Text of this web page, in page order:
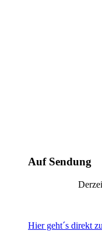
Auf Sendung
Hier geht´s direkt